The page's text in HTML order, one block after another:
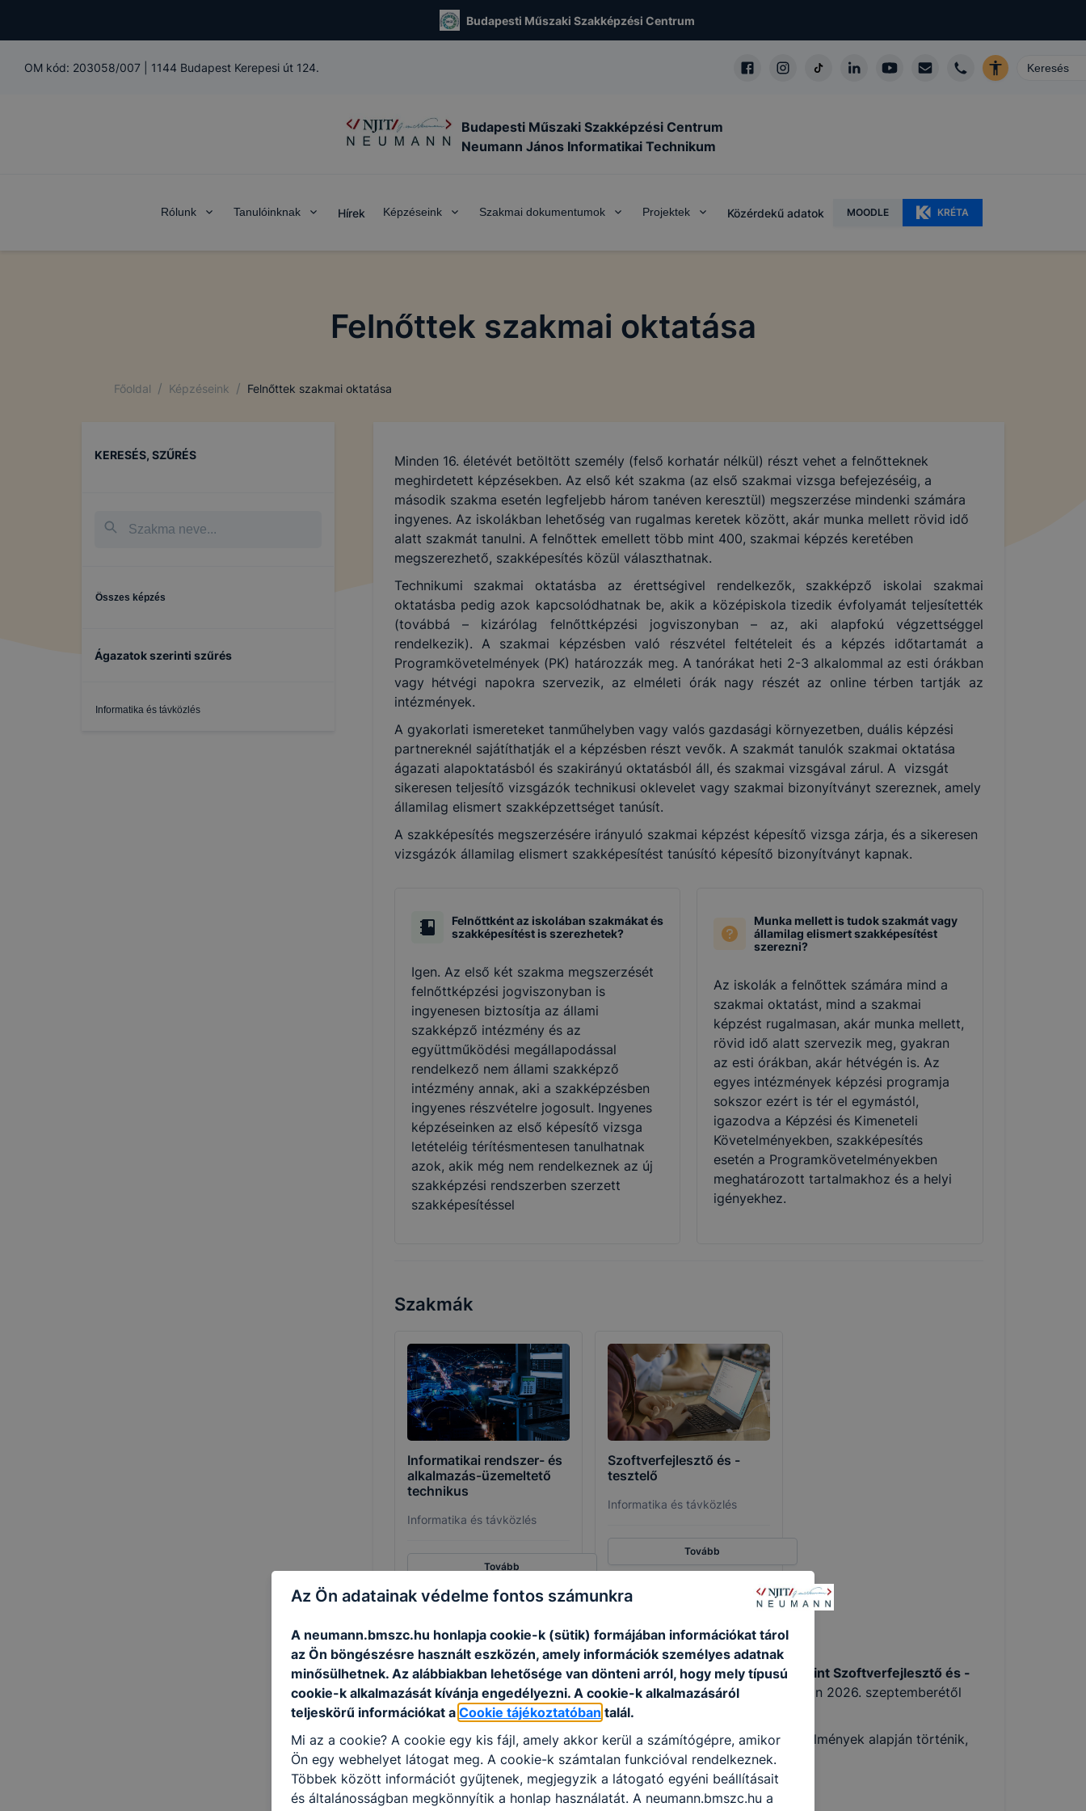
Budapesti Műszaki Szakképzési Centrum
OM kód: 203058/007 1144 Budapest Kerepesi út 124.
Budapesti Műszaki Szakképzési Centrum
Neumann János Informatikai Technikum
Rólunk Tanulóinknak Hírek Képzéseink Szakmai dokumentumok Projektek Közérdekű adatok MOODLE KRÉTA
Felnőttek szakmai oktatása
Főoldal / Képzéseink / Felnőttek szakmai oktatása
KERESÉS, SZŰRÉS
Összes képzés
Ágazatok szerinti szűrés
Informatika és távközlés
Minden 16. életévét betöltött személy (felső korhatár nélkül) részt vehet a felnőtteknek
meghirdetett képzésekben. Az első két szakma (az első szakmai vizsga befejezéséig, a
második szakma esetén legfeljebb három tanéven keresztül) megszerzése mindenki számára
ingyenes. Az iskolákban lehetőség van rugalmas keretek között, akár munka mellett rövid idő
alatt szakmát tanulni. A felnőttek emellett több mint 400, szakmai képzés keretében
megszerezhető, szakképesítés közül választhatnak.
Technikumi szakmai oktatásba az érettségivel rendelkezők, szakképző iskolai szakmai
oktatásba pedig azok kapcsolódhatnak be, akik a középiskola tizedik évfolyamát teljesítették
(továbbá – kizárólag felnőttképzési jogviszonyban – az, aki alapfokú végzettséggel
rendelkezik). A szakmai képzésben való részvétel feltételeit és a képzés időtartamát a
Programkövetelmények (PK) határozzák meg. A tanórákat heti 2-3 alkalommal az esti órákban
vagy hétvégi napokra szervezik, az elméleti órák nagy részét az online térben tartják az
intézmények.
A gyakorlati ismereteket tanműhelyben vagy valós gazdasági környezetben, duális képzési
partnereknél sajátíthatják el a képzésben részt vevők. A szakmát tanulók szakmai oktatása
ágazati alapoktatásból és szakirányú oktatásból áll, és szakmai vizsgával zárul. A vizsgát
sikeresen teljesítő vizsgázók technikusi oklevelet vagy szakmai bizonyítványt szereznek, amely
államilag elismert szakképzettséget tanúsít.
A szakképesítés megszerzésére irányuló szakmai képzést képesítő vizsga zárja, és a sikeresen
vizsgázók államilag elismert szakképesítést tanúsító képesítő bizonyítványt kapnak.
Felnőttként az iskolában szakmákat és
szakképesítést is szerezhetek?
Igen. Az első két szakma megszerzését
felnőttképzési jogviszonyban is
ingyenesen biztosítja az állami
szakképző intézmény és az
együttműködési megállapodással
rendelkező nem állami szakképző
intézmény annak, aki a szakképzésben
ingyenes részvételre jogosult. Ingyenes
képzéseinken az első képesítő vizsga
letételéig térítésmentesen tanulhatnak
azok, akik még nem rendelkeznek az új
szakképzési rendszerben szerzett
szakképesítéssel
Munka mellett is tudok szakmát vagy
államilag elismert szakképesítést
szerezni?
Az iskolák a felnőttek számára mind a
szakmai oktatást, mind a szakmai
képzést rugalmasan, akár munka mellett,
rövid idő alatt szervezik meg, gyakran
az esti órákban, akár hétvégén is. Az
egyes intézmények képzési programja
sokszor ezért is tér el egymástól,
igazodva a Képzési és Kimeneteli
Követelményekben, szakképesítés
esetén a Programkövetelményekben
meghatározott tartalmakhoz és a helyi
igényekhez.
Szakmák
Informatikai rendszer- és
alkalmazás-üzemeltető
technikus
Informatika és távközlés
Tovább
Szoftverfejlesztő és -
tesztelő
Informatika és távközlés
Tovább
Technikus-képzés: felnőttoktatás ESTI munkarendben
Informatikai rendszer- és alkalmazás-üzemeltető technikus valamint Szoftverfejlesztő és -
tesztelőszakmára felkészítő2 évesképzéseket indítunk iskolánkban 2026. szeptemberétől
ESTImunkarenddel.
A szakmai oktatás az érvényes központi képzési és kimeneti követelmények alapján történik,
amely az Innovatív Képzéstámogató Központhonlapjáról letölthető.
Informatikai rendszer- és alkalmazás-üzemeltető technikus
Az Ön adatainak védelme fontos számunkra
A neumann.bmszc.hu honlapja cookie-k (sütik) formájában információkat tárol
az Ön böngészésre használt eszközén, amely információk személyes adatnak
minősülhetnek. Az alábbiakban lehetősége van dönteni arról, hogy mely típusú
cookie-k alkalmazását kívánja engedélyezni. A cookie-k alkalmazásáról
teljeskörű információkat a Cookie tájékoztatóban talál.
Mi az a cookie? A cookie egy kis fájl, amely akkor kerül a számítógépre, amikor
Ön egy webhelyet látogat meg. A cookie-k számtalan funkcióval rendelkeznek.
Többek között információt gyűjtenek, megjegyzik a látogató egyéni beállításait
és általánosságban megkönnyítik a honlap használatát. A neumann.bmszc.hu a